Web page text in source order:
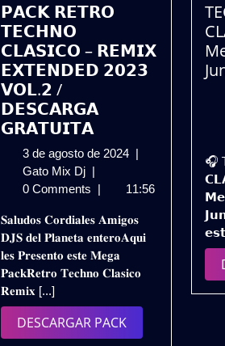
𝗣𝗔𝗖𝗞 𝗥𝗘𝗧𝗥𝗢
𝗧𝗘𝗖𝗛𝗡𝗢
𝗖𝗟𝗔𝗦𝗜𝗖𝗢 – 𝗥𝗘𝗠𝗜𝗫
𝗘𝗫𝗧𝗘𝗡𝗗𝗘𝗗 𝟮𝟬𝟮𝟯
𝗩𝗢𝗟.𝟮 /
𝗗𝗘𝗦𝗖𝗔𝗥𝗚𝗔
𝗚𝗥𝗔𝗧𝗨𝗜𝗧𝗔
3 de agosto de 2024 3
agosto
2024
|
Gato Mix Dj 𝗣𝗔𝗖𝗞
𝗥𝗘𝗧𝗥𝗢
𝗖𝗟𝗔𝗦𝗜𝗖𝗢
–
𝗥𝗘𝗠𝗜𝗫
𝗘𝗫𝗧𝗘𝗡𝗗𝗘𝗗
/
|
0 Comments | 11:56
𝐒𝐚𝐥𝐮𝐝𝐨𝐬 𝐂𝐨𝐫𝐝𝐢𝐚𝐥𝐞𝐬 𝐀𝐦𝐢𝐠𝐨𝐬
𝐃𝐉𝐒 𝐝𝐞𝐥 𝐏𝐥𝐚𝐧𝐞𝐭𝐚 𝐞𝐧𝐭𝐞𝐫𝐨𝐀𝐪𝐮𝐢
𝐥𝐞𝐬 𝐏𝐫𝐞𝐬𝐞𝐧𝐭𝐨 𝐞𝐬𝐭𝐞 𝐌𝐞𝐠𝐚
𝐏𝐚𝐜𝐤𝐑𝐞𝐭𝐫𝐨 𝐓𝐞𝐜𝐡𝐧𝐨 𝐂𝐥𝐚𝐬𝐢𝐜𝐨
𝐑𝐞𝐦𝐢𝐱 [...]
DESCARGAR PACKDESCARGAR
PACK
🎧